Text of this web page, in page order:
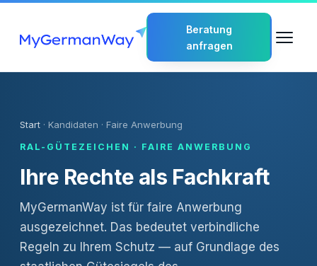
Beratung
anfragen
Start · Kandidaten · Faire Anwerbung
RAL-GÜTEZEICHEN · FAIRE ANWERBUNG
Ihre Rechte als Fachkraft
MyGermanWay ist für faire Anwerbung
ausgezeichnet. Das bedeutet verbindliche
Regeln zu Ihrem Schutz — auf Grundlage des